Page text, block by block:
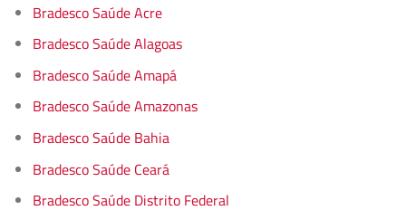
Bradesco Saúde Acre
Bradesco Saúde Alagoas
Bradesco Saúde Amapá
Bradesco Saúde Amazonas
Bradesco Saúde Bahia
Bradesco Saúde Ceará
Bradesco Saúde Distrito Federal